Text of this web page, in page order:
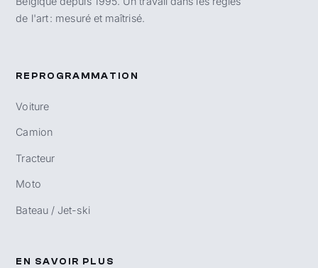
de l'art : mesuré et maîtrisé.
REPROGRAMMATION
Voiture
Camion
Tracteur
Moto
Bateau / Jet-ski
EN SAVOIR PLUS